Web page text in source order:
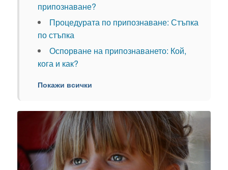
припознаване?
Процедурата по припознаване: Стъпка
по стъпка
Оспорване на припознаването: Кой,
кога и как?
Покажи всички